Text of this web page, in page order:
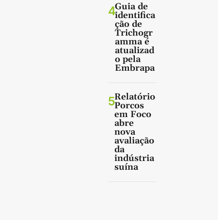
4Guia de
identifica
ção de
Trichogr
amma é
atualizad
o pela
Embrapa
5Relatório
Porcos
em Foco
abre
nova
avaliação
da
indústria
suína